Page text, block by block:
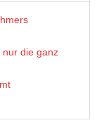
die ganz